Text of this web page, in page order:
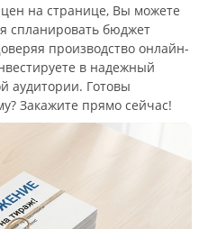
на странице, Вы можете
спланировать бюджет
производство онлайн-
в надежный
аудитории. Готовы
Закажите прямо сейчас!